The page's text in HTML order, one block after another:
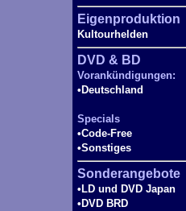
Eigenproduktion
Kultourhelden
DVD & BD
Vorankündigungen:
•Deutschland
Specials
•Code-Free
•Sonstiges
Sonderangebote
•LD und DVD Japan
•DVD BRD